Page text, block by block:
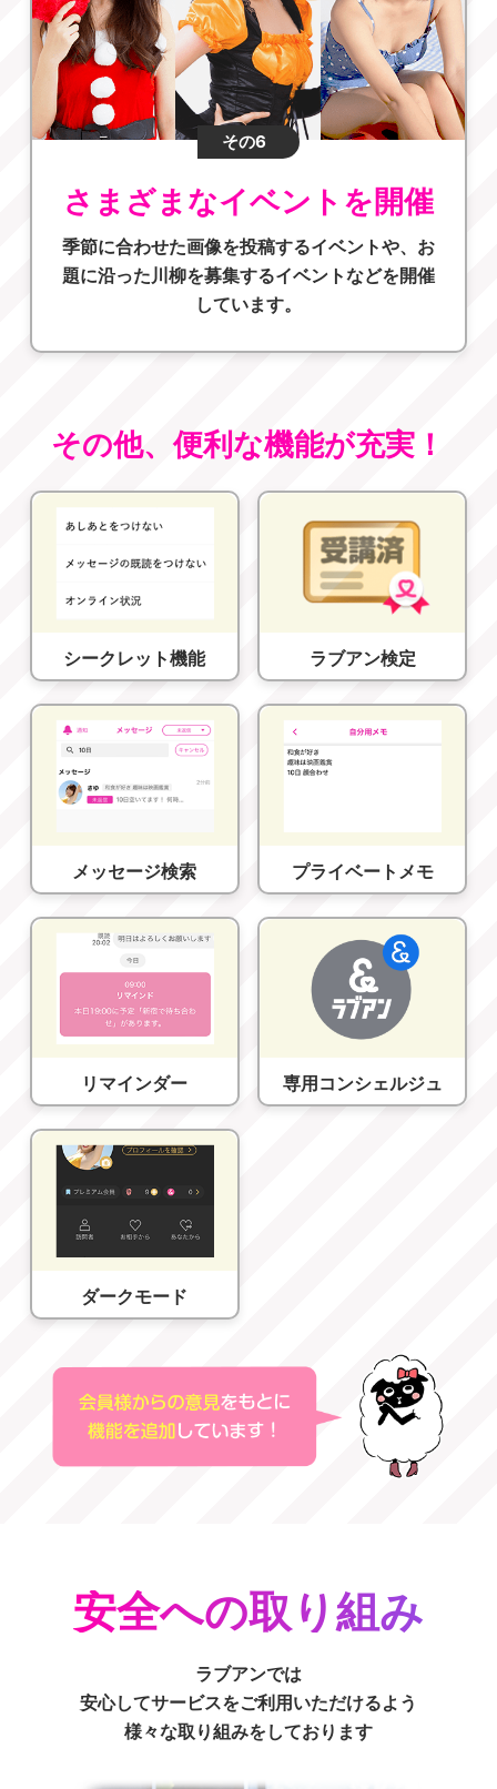
その6
さまざまなイベントを開催
季節に合わせた画像を投稿するイベントや、お
題に沿った川柳を募集するイベントなどを開催
しています。
その他、便利な機能が充実！
シークレット機能 ラブアン検定
メッセージ検索 プライベートメモ
リマインダー 専用コンシェルジュ
ダークモード
安全への取り組み
ラブアンでは
安心してサービスをご利用いただけるよう
様々な取り組みをしております